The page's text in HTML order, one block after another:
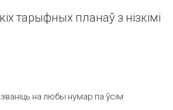
тарыфных планаў з нізкімі
на любы нумар па ўсім